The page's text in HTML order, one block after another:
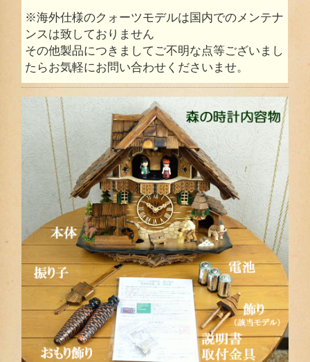
※海外仕様のクォーツモデルは国内でのメンテナ
ンスは致しておりません
その他製品につきましてご不明な点等ございまし
たらお気軽にお問い合わせくださいませ。